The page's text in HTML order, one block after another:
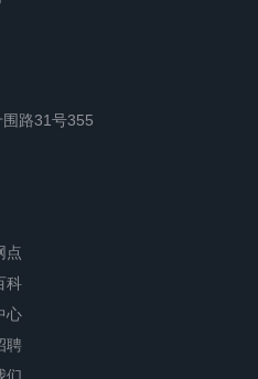
路31号355
点
科
心
聘